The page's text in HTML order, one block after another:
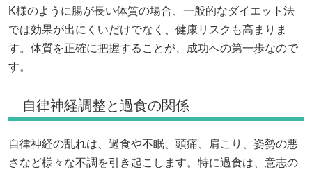
K様のように腸が長い体質の場合、一般的なダイエット法
では効果が出にくいだけでなく、健康リスクも高まりま
す。体質を正確に把握することが、成功への第一歩なので
す。
自律神経調整と過食の関係
自律神経の乱れは、過食や不眠、頭痛、肩こり、姿勢の悪
さなど様々な不調を引き起こします。特に過食は、意志の